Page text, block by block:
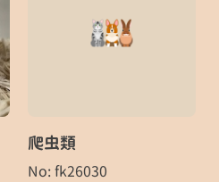
爬虫類
No: fk26030